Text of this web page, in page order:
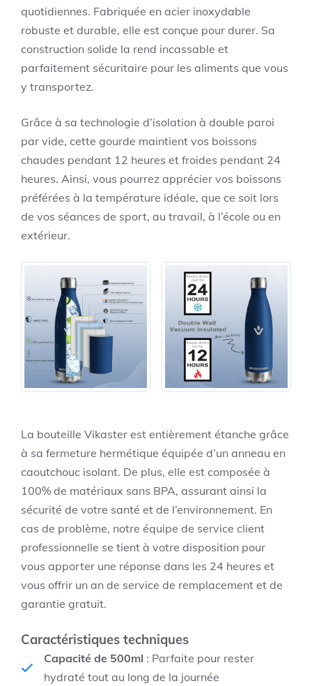
quotidiennes. Fabriquée en acier inoxydable
robuste et durable, elle est conçue pour durer. Sa
construction solide la rend incassable et
parfaitement sécuritaire pour les aliments que vous
y transportez.
Grâce à sa technologie d’isolation à double paroi
par vide, cette gourde maintient vos boissons
chaudes pendant 12 heures et froides pendant 24
heures. Ainsi, vous pourrez apprécier vos boissons
préférées à la température idéale, que ce soit lors
de vos séances de sport, au travail, à l’école ou en
extérieur.
La bouteille Vikaster est entièrement étanche grâce
à sa fermeture hermétique équipée d’un anneau en
caoutchouc isolant. De plus, elle est composée à
100% de matériaux sans BPA, assurant ainsi la
sécurité de votre santé et de l’environnement. En
cas de problème, notre équipe de service client
professionnelle se tient à votre disposition pour
vous apporter une réponse dans les 24 heures et
vous offrir un an de service de remplacement et de
garantie gratuit.
Caractéristiques techniques
Capacité de 500ml : Parfaite pour rester
hydraté tout au long de la journée